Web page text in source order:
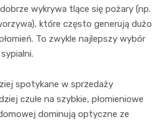
wykrywa tlące się pożary (np.
które często generują dużo
To zwykle najlepszy wybór
spotykane w sprzedaży
czułe na szybkie, płomieniowe
dominują optyczne ze